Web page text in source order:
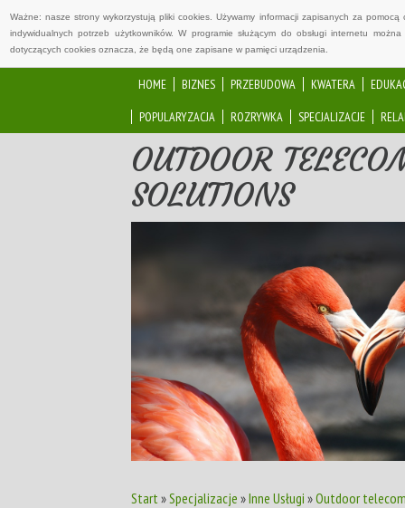
Ważne: nasze strony wykorzystują pliki cookies. Używamy informacji zapisanych za
indywidualnych potrzeb użytkowników. W programie służącym do obsługi internetu
dotyczących cookies oznacza, że będą one zapisane w pamięci urządzenia.
HOME BIZNES PRZEBUDOWA KWATERA
POPULARYZACJA
ROZRYWKA SPECJALIZACJE
OUTDOOR
SOLUTIONS
Start »Specjalizacje »Inne Usługi »Outdoor